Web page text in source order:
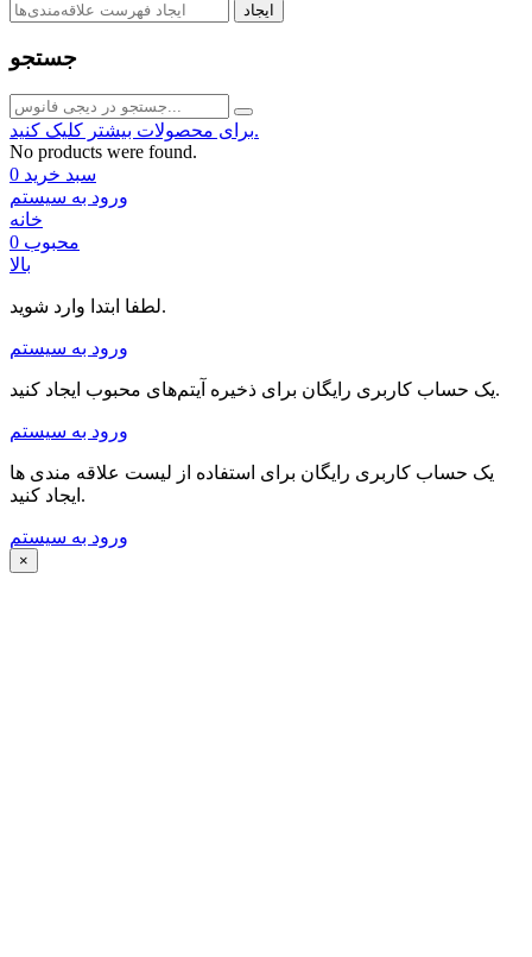
ایجاد
جستجو
برای محصولات بیشتر کلیک کنید.
No products were found.
سبد خرید 0
ورود به سیستم
خانه
محبوب 0
بالا
لطفا ابتدا وارد شوید.
ورود به سیستم
یک حساب کاربری رایگان برای ذخیره آیتم‌های محبوب ایجاد کنید.
ورود به سیستم
یک حساب کاربری رایگان برای استفاده از لیست علاقه مندی ها
ایجاد کنید.
ورود به سیستم
×